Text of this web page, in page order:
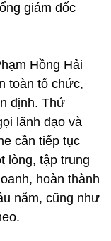
giám đốc
Hồng Hải
toàn tổ chức,
định. Thứ
lãnh đạo và
cần tiếp tục
lòng, tập trung
hoàn thành
năm, cũng như